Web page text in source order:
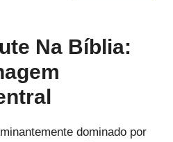
Na Bíblia:
dominado por